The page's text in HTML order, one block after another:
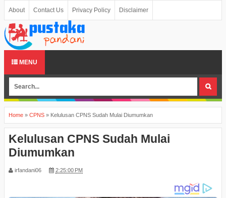
About Contact Us Privacy Policy Disclaimer
MENU
Home » CPNS » Kelulusan CPNS Sudah Mulai Diumumkan
Kelulusan CPNS Sudah Mulai
Diumumkan
irfandani06 2:25:00 PM